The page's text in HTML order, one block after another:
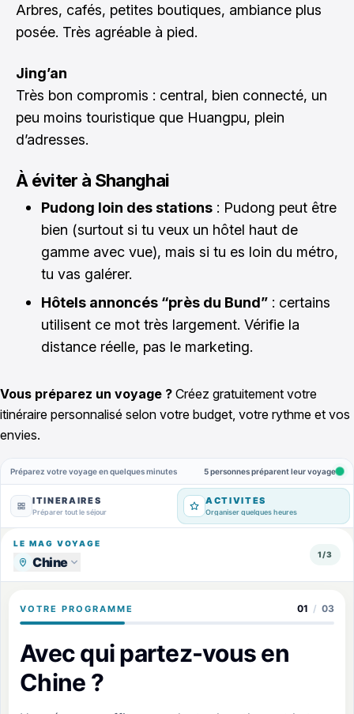
Arbres, cafés, petites boutiques, ambiance plus
posée. Très agréable à pied.
Jing’an
Très bon compromis : central, bien connecté, un
peu moins touristique que Huangpu, plein
d’adresses.
À éviter à Shanghai
Pudong loin des stations : Pudong peut être
bien (surtout si tu veux un hôtel haut de
gamme avec vue), mais si tu es loin du métro,
tu vas galérer.
Hôtels annoncés “près du Bund” : certains
utilisent ce mot très largement. Vérifie la
distance réelle, pas le marketing.
Vous préparez un voyage ? Créez gratuitement votre
itinéraire personnalisé selon votre budget, votre rythme et vos
envies.